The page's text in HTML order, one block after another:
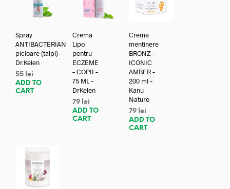
Spray
ANTIBACTERIAN
picioare (talpi) –
Dr.Kelen
55 lei
ADD TO
CART
Crema
Lipo
pentru
ECZEME
– COPII –
75 ML –
DrKelen
79 lei
ADD TO
CART
Crema
mentinere
BRONZ –
ICONIC
AMBER –
200 ml –
Kanu
Nature
79 lei
ADD TO
CART